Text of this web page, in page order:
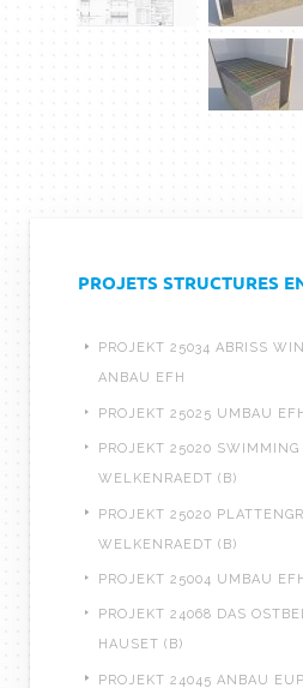
PROJETS STRUCTURES
PROJEKT 25034 ABRISS
ANBAU EFH
PROJEKT 25025 UMBAU
PROJEKT 25020
WELKENRAEDT (B)
PROJEKT 25020
WELKENRAEDT (B)
PROJEKT 25004 UMBAU
PROJEKT 24068 DAS
HAUSET (B)
PROJEKT 24045 ANBAU